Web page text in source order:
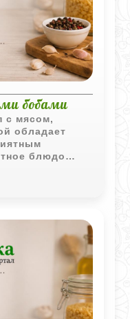
бобами
с мясом,
обладает
блюдо
и надолго